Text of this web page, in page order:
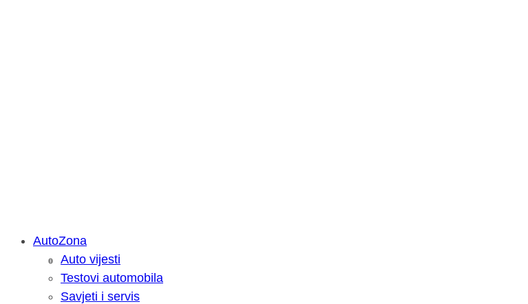
Savjetujemo: Što učiniti kada vaš iPad treba servis? Alpha servis nudi
AutoZona
Auto vijesti
Testovi automobila
Savjeti i servis